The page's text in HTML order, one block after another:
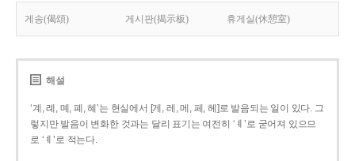
게송(偈頌) 게시판(揭示板) 휴게실(休憩室)
해설
‘계, 례, 몌, 폐, 혜’는 현실에서 [게, 레, 메, 페, 헤]로 발음되는 일이 있다. 그
렇지만 발음이 변화한 것과는 달리 표기는 여전히 ‘ㅖ’로 굳어져 있으므
로 ‘ㅖ’로 적는다.